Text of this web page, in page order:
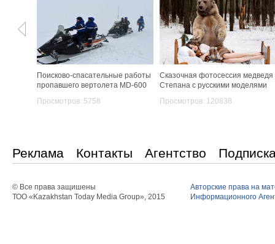
Поисково-спасательные работы
пропавшего вертолета MD-600
Просмотров: 5758
Сказочная фотосессия медведя
Степана с русскими моделями
Просмотров: 120838
Реклама Контакты Агентство
© Все права защишены
ТОО «Kazakhstan Today Media Group», 2015
Авторские права на
Информационного